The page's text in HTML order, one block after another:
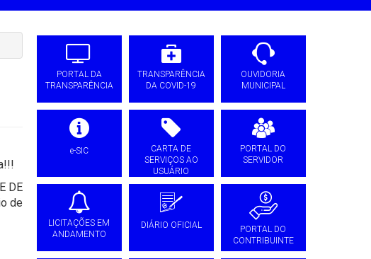
DE
de
PORTAL DA
TRANSPARÊNCIA
TRANSPARÊNCIA
DA COVID-19
OUVIDORIA
MUNICIPAL
e-SIC
CARTA DE
SERVIÇOS AO
USUÁRIO
PORTAL DO
SERVIDOR
LICITAÇÕES EM
ANDAMENTO
DIÁRIO OFICIAL
PORTAL DO
CONTRIBUINTE